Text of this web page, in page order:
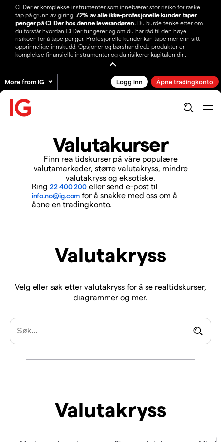
CFDer er komplekse instrumenter som innebærer stor risiko for raske
tap på grunn av giring. 72% av alle ikke-profesjonelle kunder taper
penger på CFDer hos denne leverandøren.Du burde tenke etter om
du forstår hvordan CFDer fungerer og om du har råd til den høye
risikoen for å tape penger. Profesjonelle kunder kan tape mer enn sitt
opprinnelige innskudd. Opsjoner og børshandlede produkter er
komplekse finansielle instrumenter og du risikerer kapitalen din.
More from IG Logg inn Åpne tradingkonto
Valutakurser
Finn realtidskurser på våre populære
valutamarkeder, større valutakryss, mindre
valutakryss og eksotiske.
Ring 22 400 200 eller send e-post til
info.no@ig.com for å snakke med oss om å
åpne en tradingkonto.
Valutakryss
Velg eller søk etter valutakryss for å se realtidskurser,
diagrammer og mer.
Valutakryss